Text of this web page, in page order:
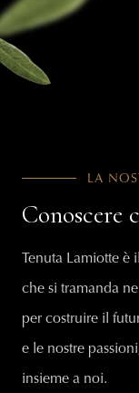
LA
Conoscere
Tenuta Lamiotte è
che si tramanda
per costruire il
e le nostre
insieme a noi.